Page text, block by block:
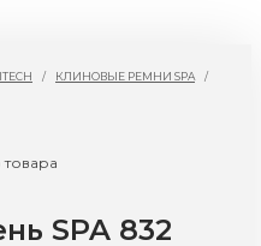
/ КЛИНОВЫЕ РЕМНИ SPA /
SPA 832